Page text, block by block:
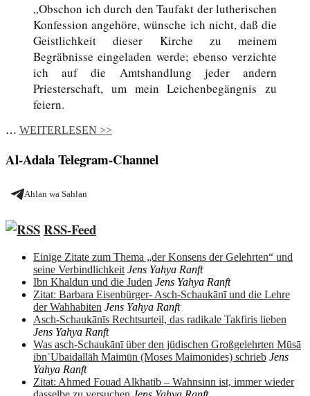
„Obschon ich durch den Taufakt der lutherischen
Konfession angehöre, wünsche ich nicht, daß die
Geistlichkeit dieser Kirche zu meinem
Begräbnisse eingeladen werde; ebenso verzichte
ich auf die Amtshandlung jeder andern
Priesterschaft, um mein Leichenbegängnis zu
feiern.
… WEITERLESEN >>
Al-Adala Telegram-Channel
Ahlan wa Sahlan
RSS-Feed
Einige Zitate zum Thema „der Konsens der Gelehrten“ und
seine Verbindlichkeit Jens Yahya Ranft
Ibn Khaldun und die Juden Jens Yahya Ranft
Zitat: Barbara Eisenbürger- Asch-Schaukānī und die Lehre
der Wahhabiten Jens Yahya Ranft
Asch-Schaukānīs Rechtsurteil, das radikale Takfiris lieben
Jens Yahya Ranft
Was asch-Schaukānī über den jüdischen Großgelehrten Mūsā
ibnʿUbaidallāh Maimūn (Moses Maimonides) schrieb Jens
Yahya Ranft
Zitat: Ahmed Fouad Alkhatib – Wahnsinn ist, immer wieder